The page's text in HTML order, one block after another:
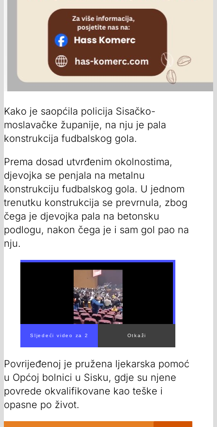
Kako je saopćila policija Sisačko-
moslavačke županije, na nju je pala
konstrukcija fudbalskog gola.
Prema dosad utvrđenim okolnostima,
djevojka se penjala na metalnu
konstrukciju fudbalskog gola. U jednom
trenutku konstrukcija se prevrnula, zbog
čega je djevojka pala na betonsku
podlogu, nakon čega je i sam gol pao na
nju.
Povrijeđenoj je pružena ljekarska pomoć
u Općoj bolnici u Sisku, gdje su njene
povrede okvalifikovane kao teške i
opasne po život.